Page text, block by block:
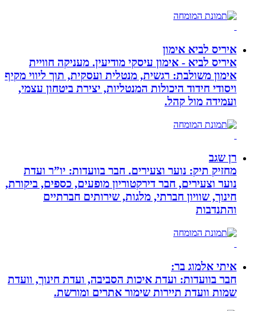
איריס לביא אימון
איריס לביא - אימון עיסקי מודיעין. מעניקה חוויית
אימון משולבת: רגשית, מנטלית ועסקית, תוך ליווי מקיף
ויסודי חידוד היכולות המנטליות, יצירת ביטחון עצמי,
ועמידה מול קהל.
רן שגב
מחזיק תיק: נוער וצעירים. חבר בוועדות: יו”ר ועדת
נוער וצעירים, חבר דירקטוריון מופעים, כספים, ביקורת,
חינוך, שוויון חברתי, מלגות, שירותים חברתיים
והתנדבות
איתי אלמוג בר:
חבר בוועדות: ועדת איכות הסביבה, ועדת חינוך, וועדת
שמות וועדת תיירות שימור אתרים ומורשת.